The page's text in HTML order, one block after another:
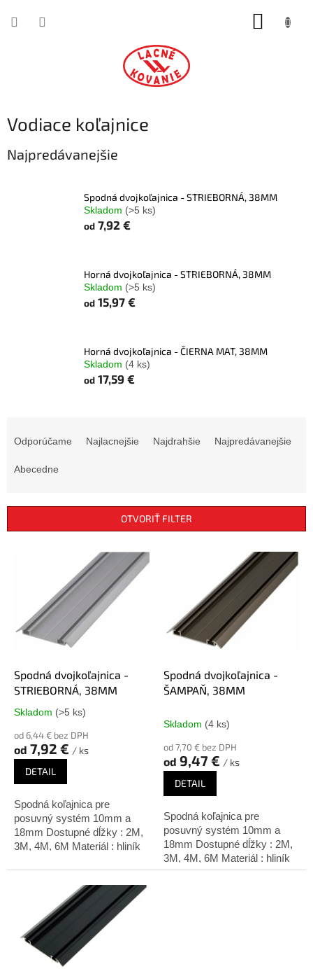
Vodiace koľajnice
Najpredávanejšie
Spodná dvojkoľajnica - STRIEBORNÁ, 38MM
Skladom (>5 ks)
od 7,92 €
Horná dvojkoľajnica - STRIEBORNÁ, 38MM
Skladom (>5 ks)
od 15,97 €
Horná dvojkoľajnica - ČIERNA MAT, 38MM
Skladom (4 ks)
od 17,59 €
p
Odporúčame Najlacnejšie Najdrahšie Najpredávanejšie
Abecedne
OTVORIŤ FILTER
Spodná dvojkoľajnica -
STRIEBORNÁ, 38MM
Priemerné
produktu
je
5,0
hviezdičiek.
Skladom (>5 ks)
od 6,44 € bez DPH
od 7,92 € / ks
DETAIL
Spodná koľajnica pre
posuvný systém 10mm a
18mm Dostupné dĺžky : 2M,
3M, 4M, 6M Materiál : hliník
Spodná dvojkoľajnica -
ŠAMPAŇ, 38MM
Skladom (4 ks)
od 7,70 € bez DPH
od 9,47 € / ks
DETAIL
Spodná koľajnica pre
posuvný systém 10mm a
18mm Dostupné dĺžky : 2M,
3M, 4M, 6M Materiál : hliník
Úprava: šampaň